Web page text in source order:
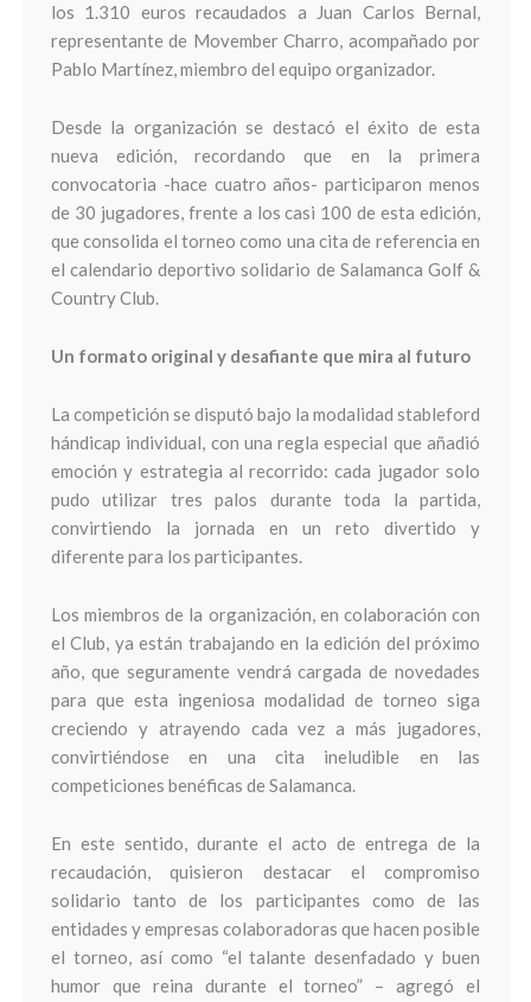
los 1.310 euros recaudados a Juan Carlos Bernal,
representante de Movember Charro, acompañado por
Pablo Martínez, miembro del equipo organizador.
Desde la organización se destacó el éxito de esta
nueva edición, recordando que en la primera
convocatoria -hace cuatro años- participaron menos
de 30 jugadores, frente a los casi 100 de esta edición,
que consolida el torneo como una cita de referencia en
el calendario deportivo solidario de Salamanca Golf &
Country Club.
Un formato original y desafiante que mira al futuro
La competición se disputó bajo la modalidad stableford
hándicap individual, con una regla especial que añadió
emoción y estrategia al recorrido: cada jugador solo
pudo utilizar tres palos durante toda la partida,
convirtiendo la jornada en un reto divertido y
diferente para los participantes.
Los miembros de la organización, en colaboración con
el Club, ya están trabajando en la edición del próximo
año, que seguramente vendrá cargada de novedades
para que esta ingeniosa modalidad de torneo siga
creciendo y atrayendo cada vez a más jugadores,
convirtiéndose en una cita ineludible en las
competiciones benéficas de Salamanca.
En este sentido, durante el acto de entrega de la
recaudación, quisieron destacar el compromiso
solidario tanto de los participantes como de las
entidades y empresas colaboradoras que hacen posible
el torneo, así como “el talante desenfadado y buen
humor que reina durante el torneo” – agregó el